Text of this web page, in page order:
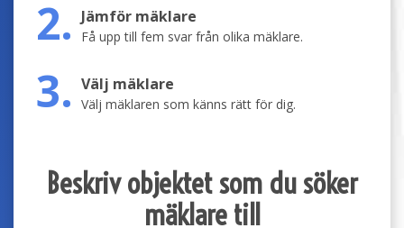
2. Jämför mäklare
Få upp till fem svar från olika mäklare.
3. Välj mäklare
Välj mäklaren som känns rätt för dig.
Beskriv objektet som du söker
mäklare till